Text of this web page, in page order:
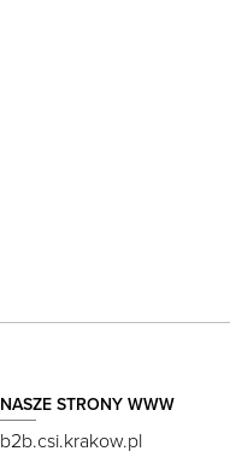
NASZE STRONY WWW
b2b.csi.krakow.pl